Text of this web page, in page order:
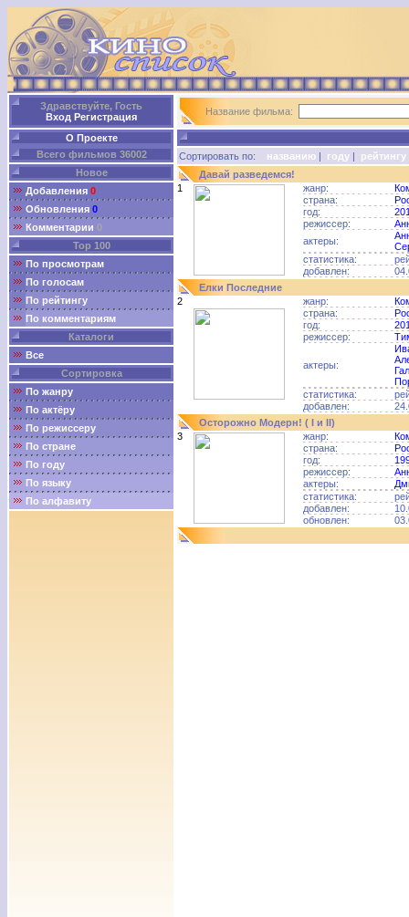
Здравствуйте, Гость
Вход Регистрация
О Проекте
Всего фильмов 36002
Новое
Добавления 0
Обновления 0
Комментарии 0
Top 100
По просмотрам
По голосам
По рейтингу
По комментариям
Каталоги
Все
Сортировка
По жанру
По актёру
По режиссеру
По стране
По году
По языку
По алфавиту
Название фильма:
Сортировать по: названию | году | рейтингу
Давай разведемся!
1
жанр:
страна:
год:
режиссер:
актеры:
статистика:
добавлен:
Елки Последние
2
жанр:
страна:
год:
режиссер:
актеры:
статистика:
добавлен:
Осторожно Модерн! ( I и II)
3
жанр:
страна:
год:
режиссер:
актеры:
статистика:
добавлен:
обновлен: